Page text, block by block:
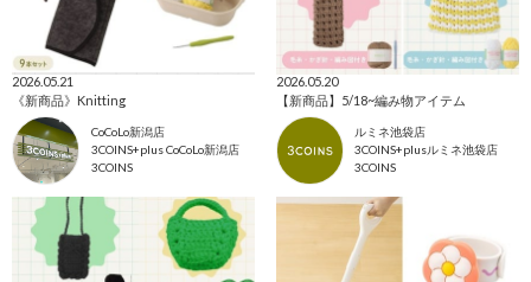
2026.05.21
《新商品》Knitting
CoCoLo新潟店
3COINS+plus CoCoLo新潟店
3COINS
2026.05.20
【新商品】5/18~編み物アイテム
ルミネ池袋店
3COINS+plusルミネ池袋店
3COINS